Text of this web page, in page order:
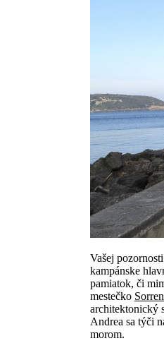
Vašej
kampánske
pamiatok, či
mestečko
architektonický
Andrea sa týči
morom.